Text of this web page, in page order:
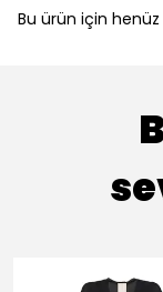
Bu ürün için